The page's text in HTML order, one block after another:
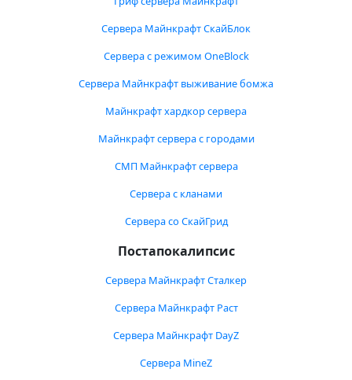
Сервера Майнкрафт СкайБлок
Сервера с режимом OneBlock
Сервера Майнкрафт выживание бомжа
Майнкрафт хардкор сервера
Майнкрафт сервера с городами
СМП Майнкрафт сервера
Сервера с кланами
Сервера со СкайГрид
Постапокалипсис
Сервера Майнкрафт Сталкер
Сервера Майнкрафт Раст
Сервера Майнкрафт DayZ
Сервера MineZ